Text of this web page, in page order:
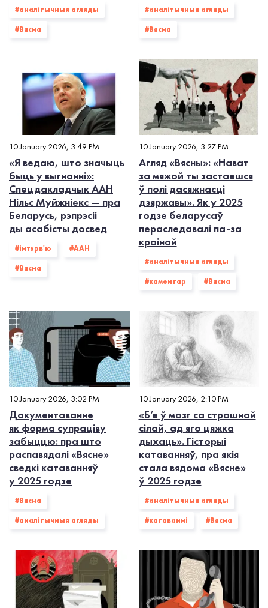
#аналітычныя агляды
#Вясна
#аналітычныя агляды
#Вясна
10 January 2026, 3:49 PM
«Я ведаю, што значыць
быць у выгнанні»:
Cпецдакладчык ААН
Нільс Муйжніекс — пра
Беларусь, рэпрэсіі
ды асабісты досвед
#інтэрв'ю #ААН
#Вясна
10 January 2026, 3:27 PM
Агляд «Вясны»: «Нават
за мяжой ты застаешся
ў полі дасяжнасці
дзяржавы». Як у 2025
годзе беларусаў
пераследавалі па-за
краінай
#аналітычныя агляды
#каментар #Вясна
10 January 2026, 3:02 PM
Дакументаванне
як форма супраціву
забыццю: пра што
распавядалі «Вясне»
сведкі катаванняў
у 2025 годзе
#Вясна
#аналітычныя агляды
10 January 2026, 2:10 PM
«Б’е ў мозг са страшнай
сілай, ад яго цяжка
дыхаць». Гісторыі
катаванняў, пра якія
стала вядома «Вясне»
ў 2025 годзе
#аналітычныя агляды
#катаванні #Вясна